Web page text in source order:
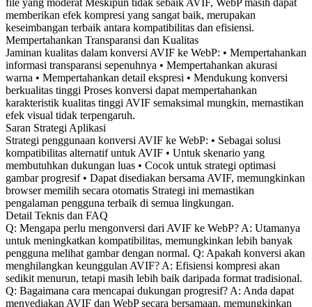
memberikan efek kompresi yang sangat baik, merupakan
keseimbangan terbaik antara kompatibilitas dan efisiensi.
Mempertahankan Transparansi dan Kualitas
Jaminan kualitas dalam konversi AVIF ke WebP: • Mempertahankan
informasi transparansi sepenuhnya • Mempertahankan akurasi
warna • Mempertahankan detail ekspresi • Mendukung konversi
berkualitas tinggi Proses konversi dapat mempertahankan
karakteristik kualitas tinggi AVIF semaksimal mungkin, memastikan
efek visual tidak terpengaruh.
Saran Strategi Aplikasi
Strategi penggunaan konversi AVIF ke WebP: • Sebagai solusi
kompatibilitas alternatif untuk AVIF • Untuk skenario yang
membutuhkan dukungan luas • Cocok untuk strategi optimasi
gambar progresif • Dapat disediakan bersama AVIF, memungkinkan
browser memilih secara otomatis Strategi ini memastikan
pengalaman pengguna terbaik di semua lingkungan.
Detail Teknis dan FAQ
Q: Mengapa perlu mengonversi dari AVIF ke WebP? A: Utamanya
untuk meningkatkan kompatibilitas, memungkinkan lebih banyak
pengguna melihat gambar dengan normal. Q: Apakah konversi akan
menghilangkan keunggulan AVIF? A: Efisiensi kompresi akan
sedikit menurun, tetapi masih lebih baik daripada format tradisional.
Q: Bagaimana cara mencapai dukungan progresif? A: Anda dapat
menyediakan AVIF dan WebP secara bersamaan, memungkinkan